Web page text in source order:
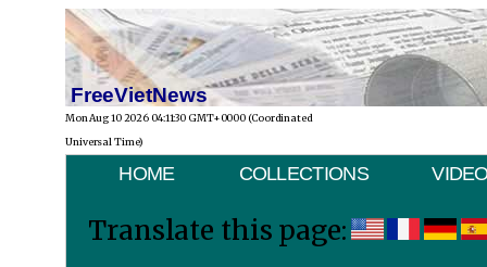
FreeVietNews
Mon Aug 10 2026 04:11:30 GMT+0000 (Coordinated
Universal Time)
HOME COLLECTIONS
Translate this page: